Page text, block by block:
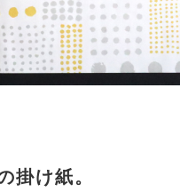
掛け紙。